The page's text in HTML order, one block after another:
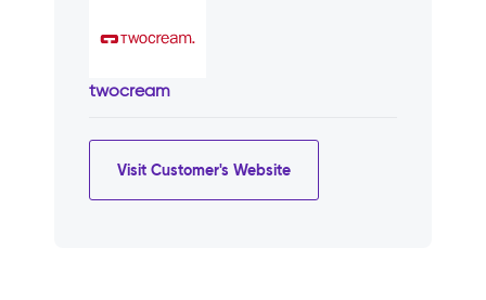
twocream
Visit Customer's Website